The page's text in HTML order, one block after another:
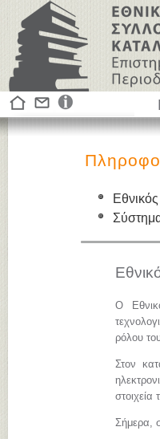
Ο
ρόλου
Στον
Σήμερα,